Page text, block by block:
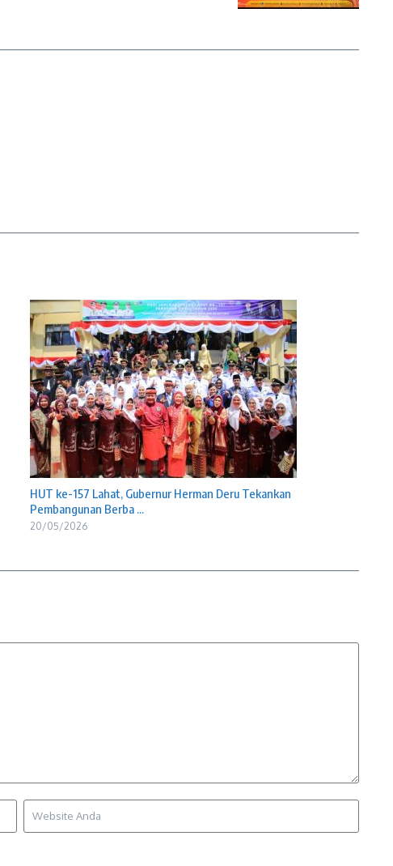
HUT ke-157 Lahat, Gubernur Herman Deru Tekankan
Pembangunan Berba ...
20/05/2026